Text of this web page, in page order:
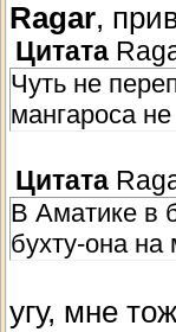
Ragar,
Цитата
Чуть не
мангароса
Цитата
В Аматике в
бухту-она на
угу, мне